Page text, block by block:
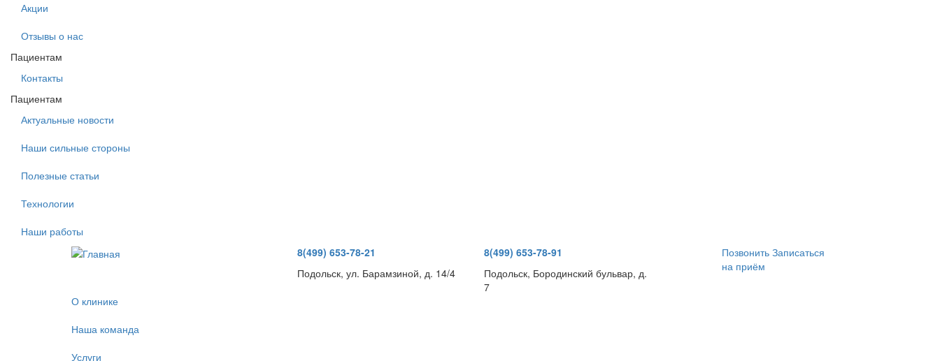
Акции
Отзывы о нас
Пациентам
Контакты
Пациентам
Актуальные новости
Наши сильные стороны
Полезные статьи
Технологии
Наши работы
8(499) 653-78-21
Подольск, ул. Барамзиной, д. 14/4
8(499) 653-78-91
Подольск, Бородинский бульвар, д.
7
Позвонить Записаться
на приём
О клинике
Наша команда
Услуги